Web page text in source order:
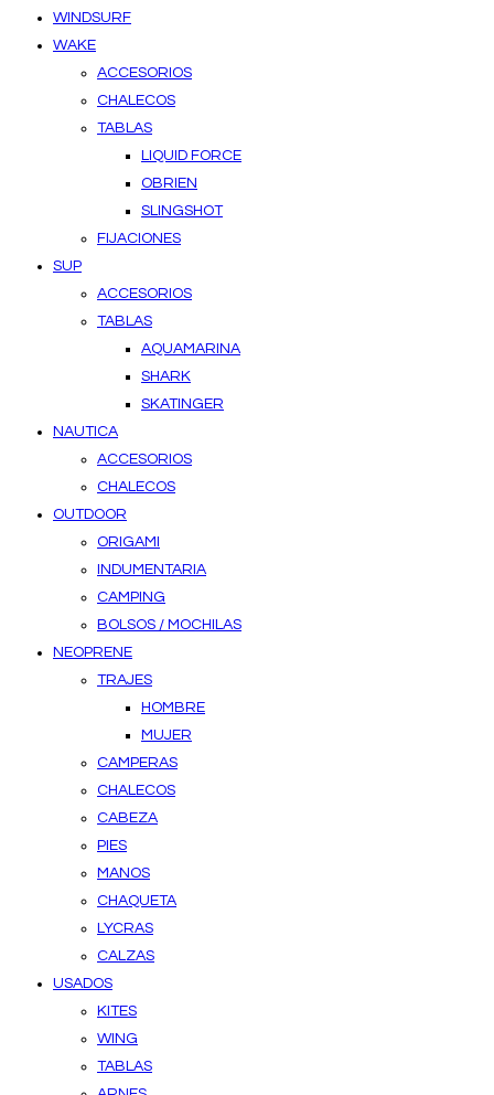
WINDSURF
WAKE
ACCESORIOS
CHALECOS
TABLAS
LIQUID FORCE
OBRIEN
SLINGSHOT
FIJACIONES
SUP
ACCESORIOS
TABLAS
AQUAMARINA
SHARK
SKATINGER
NAUTICA
ACCESORIOS
CHALECOS
OUTDOOR
ORIGAMI
INDUMENTARIA
CAMPING
BOLSOS / MOCHILAS
NEOPRENE
TRAJES
HOMBRE
MUJER
CAMPERAS
CHALECOS
CABEZA
PIES
MANOS
CHAQUETA
LYCRAS
CALZAS
USADOS
KITES
WING
TABLAS